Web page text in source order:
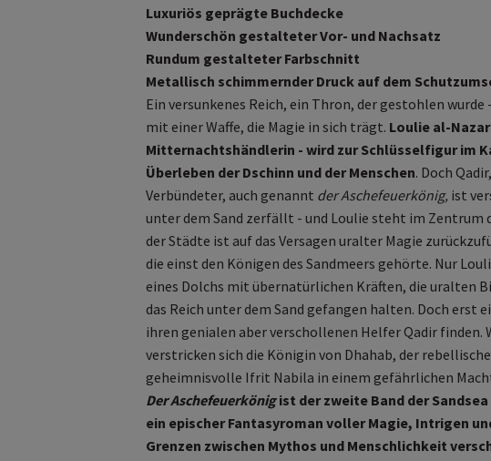
Luxuriös geprägte Buchdecke
Wunderschön gestalteter Vor- und Nachsatz
Rundum gestalteter Farbschnitt
Metallisch schimmernder Druck auf dem
Ein versunkenes Reich, ein Thron, der gestohlen wurde
mit einer Waffe, die Magie in sich trägt. Loulie al-
Mitternachtshändlerin - wird zur Schlüsselfigur im
Überleben der Dschinn und der Menschen. Doch
Verbündeter, auch genannt der Aschefeuerkönig,ist
unter dem Sand zerfällt - und Loulie steht im Zentrum
der Städte ist auf das Versagen uralter Magie
die einst den Königen des Sandmeers gehörte. Nur
eines Dolchs mit übernatürlichen Kräften, die uralten
das Reich unter dem Sand gefangen halten. Doch erst
ihren genialen aber verschollenen Helfer Qadir finden.
verstricken sich die Königin von Dhahab, der
geheimnisvolle Ifrit Nabila in einem gefährlichen
Der Aschefeuerkönigist der zweite Band der
ein epischer Fantasyroman voller Magie, Intrigen
Grenzen zwischen Mythos und Menschlichkeit